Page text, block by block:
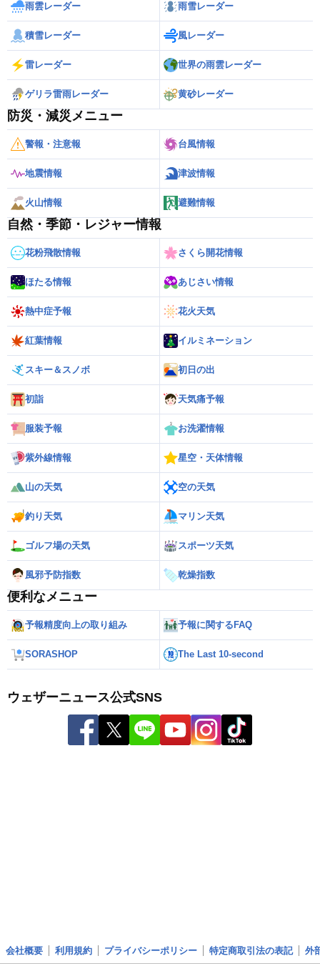
雨雲レーダー 雨雪レーダー
積雪レーダー 風レーダー
雷レーダー 世界の雨雲レーダー
ゲリラ雷雨レーダー 黄砂レーダー
防災・減災メニュー
警報・注意報 台風情報
地震情報 津波情報
火山情報 避難情報
自然・季節・レジャー情報
花粉飛散情報 さくら開花情報
ほたる情報 あじさい情報
熱中症予報 花火天気
紅葉情報 イルミネーション
スキー＆スノボ 初日の出
初詣 天気痛予報
服装予報 お洗濯情報
紫外線情報 星空・天体情報
山の天気 空の天気
釣り天気 マリン天気
ゴルフ場の天気 スポーツ天気
風邪予防指数 乾燥指数
便利なメニュー
予報精度向上の取り組み 予報に関するFAQ
SORASHOP The Last 10-second
ウェザーニュース公式SNS
会社概要 利用規約 プライバシーポリシー 特定商取引法の表記 外